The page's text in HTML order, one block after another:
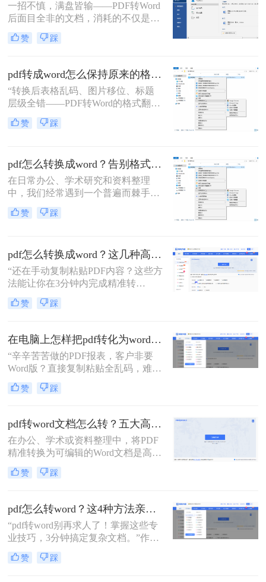
一招不慎，满盘皆输——PDF转Word
后面目全非的文档，消耗的不仅是时
间，更是专业形象。“明明只是转换
格式，为什么转换后的Word文档乱得
在处理PDF文档时发自内心的呐喊。
表格线对不齐、字体莫名替换、图片
位置错乱、页眉页脚消失……每一个
细节的偏差，都在无情吞噬着工作效
率。那么pdf转word怎么不改变原来的
格式呢？
赞 踩
pdf转成word怎么保持原来的格式？这4招让格式零偏差！
“转换后表格乱码、图片移位、标题
层级全错——PDF转Word的格式翻车
现场，谁懂？”作为职场人，你是否
也经历过这种崩溃：精心排版的合
法，PDF转Word完全能实现“像素级
还原”
赞 踩
pdf怎么转换成word？告别格式混乱，高效还原可编辑文档！
在日常办公、学术研究和资料整理
中，我们经常遇到一个普遍而棘手的
问题：如何将一份“只读”的PDF文件
转换为可自由编辑和修改的Word文
布局的特性也使得直接编辑变得困
难。
赞 踩
pdf怎么转换成word？这几种高效方法让你告别格式混乱！！
“还在手动复制粘贴PDF内容？这些方
法能让你在3分钟内完成精准转
换！”作为一名在IT互联网行业深耕多
年的电脑办公软件测评博主，小编经
Word而不丢格式？”尤其在职场和自
媒体场景中，PDF转Word的需求无处
不在——从合同文档编辑到报告数据
提取，但许多人因操作繁琐、结果不
准而头疼。
赞 踩
在电脑上怎样把pdf转化为word？5种电脑端高效转换法，职场人必藏！
“辛辛苦苦做的PDF报表，客户非要
Word版？直接复制粘贴全乱码，难道
只能熬夜重做？”这是职场人小李上
周在朋友圈的吐槽。
赞 踩
pdf转word文档怎么转？五大高效方法全攻略！
在办公、学术或资料整理中，将PDF
精准转换为可编辑的Word文档是高频
需求。那么pdf转word文档怎么转呢？
本文详解五大实用方法，助你轻松应
赞 踩
pdf怎么转word？这4种方法亲测有效，职场人必看！
“pdf转word别再求人了！掌握这些专
业技巧，3分钟搞定复杂文档。”作为
一名深耕电脑办公软件测评多年的博
主，小编每天都会收到大量关于文档
赞 踩